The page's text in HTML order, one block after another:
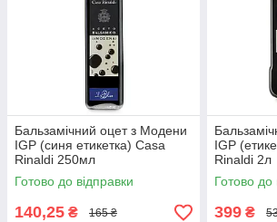
Бальзамічний оцет з Модени
IGP (синя етикетка) Casa
Rinaldi 250мл
Готово до відправки
140,25 ₴ 165 ₴
IGP
Rinaldi 2л
Готово до
399 ₴